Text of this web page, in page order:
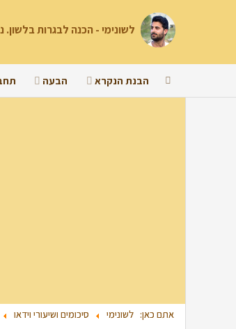
לשונימי - הכנה לבגרות בלשון.
הבנת הנקרא הבעה
אתם כאן: לשונימי סיכומים ושיעורי וידאו